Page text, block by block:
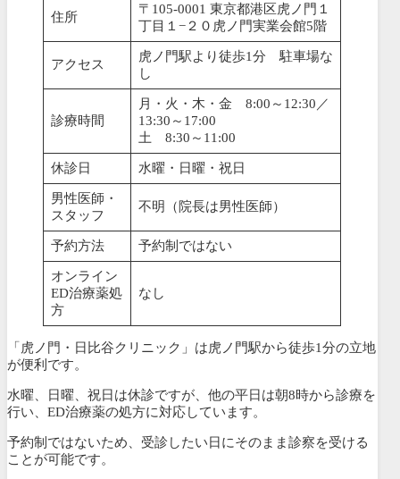
住所
〒105-0001 東京都港区虎ノ門１
丁目１−２０虎ノ門実業会館5階
アクセス
虎ノ門駅より徒歩1分 駐車場な
し
診療時間
月・火・木・金 8:00～12:30／
13:30～17:00
土 8:30～11:00
休診日 水曜・日曜・祝日
男性医師・
スタッフ
不明（院長は男性医師）
予約方法 予約制ではない
オンライン
ED治療薬処
方
なし
「虎ノ門・日比谷クリニック」は虎ノ門駅から徒歩1分の立地
が便利です。
水曜、日曜、祝日は休診ですが、他の平日は朝8時から診療を
行い、ED治療薬の処方に対応しています。
予約制ではないため、受診したい日にそのまま診察を受ける
ことが可能です。